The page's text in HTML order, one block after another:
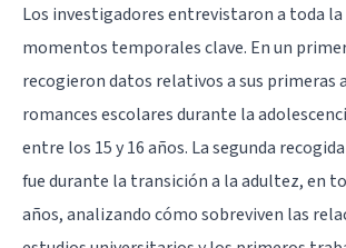
Los investigadores entrevistaron a toda
momentos temporales clave. En un
recogieron datos relativos a sus primeras
romances escolares durante la
entre los 15 y 16 años. La segunda
fue durante la transición a la adultez, en
años, analizando cómo sobreviven las